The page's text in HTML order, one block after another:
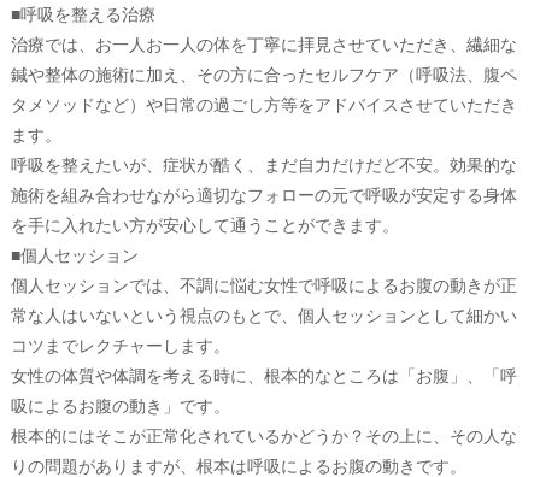
■呼吸を整える治療
治療では、お一人お一人の体を丁寧に拝見させていただき、繊細な
鍼や整体の施術に加え、その方に合ったセルフケア（呼吸法、腹ペ
タメソッドなど）や日常の過ごし方等をアドバイスさせていただき
ます。
呼吸を整えたいが、症状が酷く、まだ自力だけだど不安。効果的な
施術を組み合わせながら適切なフォローの元で呼吸が安定する身体
を手に入れたい方が安心して通うことができます。
■個人セッション
個人セッションでは、不調に悩む女性で呼吸によるお腹の動きが正
常な人はいないという視点のもとで、個人セッションとして細かい
コツまでレクチャーします。
女性の体質や体調を考える時に、根本的なところは「お腹」、「呼
吸によるお腹の動き」です。
根本的にはそこが正常化されているかどうか？その上に、その人な
りの問題がありますが、根本は呼吸によるお腹の動きです。